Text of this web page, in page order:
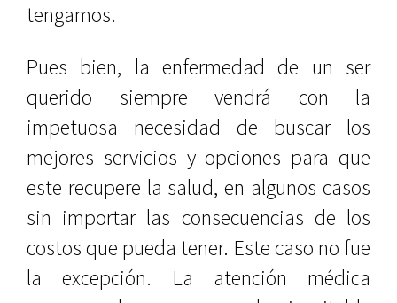
tengamos.
Pues bien, la enfermedad de un ser
querido siempre vendrá con la
impetuosa necesidad de buscar los
mejores servicios y opciones para que
este recupere la salud, en algunos casos
sin importar las consecuencias de los
costos que pueda tener. Este caso no fue
la excepción. La atención médica